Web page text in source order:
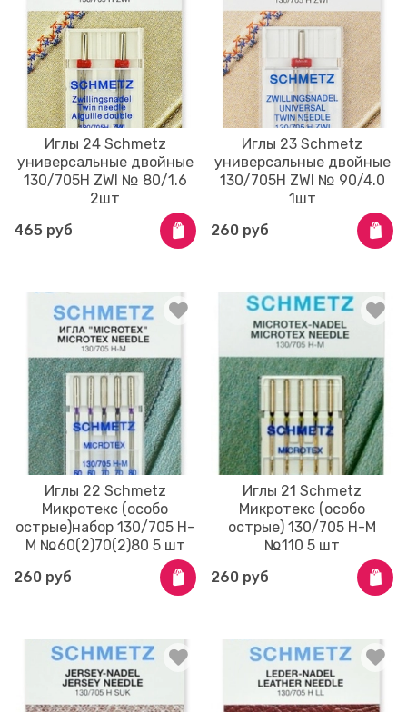
Иглы 24 Schmetz
универсальные двойные
130/705H ZWI № 80/1.6
2шт
465 руб
Иглы 23 Schmetz
универсальные двойные
130/705H ZWI № 90/4.0
1шт
260 руб
Иглы 22 Schmetz
Микротекс (особо
острые)набор 130/705 Н-
M №60(2)70(2)80 5 шт
260 руб
Иглы 21 Schmetz
Микротекс (особо
острые) 130/705 Н-M
№110 5 шт
260 руб